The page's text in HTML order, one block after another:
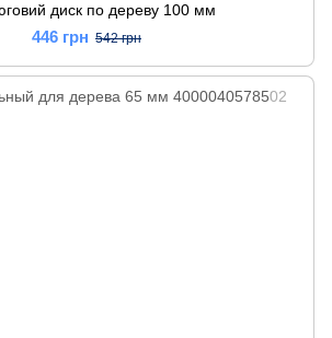
диск по дереву 100 мм
446 грн 542 грн